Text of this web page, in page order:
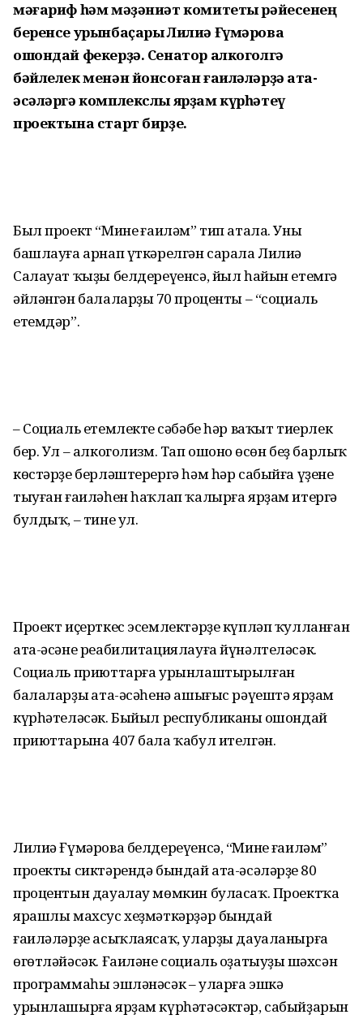
мәғариф һәм мәҙәниәт комитеты рәйесенең
беренсе урынбаҫары Лилиә Ғүмәрова
ошондай фекерҙә. Сенатор алкоголгә
бәйлелек менән йонсоған ғаиләләрҙә ата-
әсәләргә комплекслы ярҙам күрһәтеү
проектына старт бирҙе.
Был проект “Минең ғаиләм” тип атала. Уны
башлауға арнап үткәрелгән сарала Лилиә
Салауат ҡыҙы белдереүенсә, йыл һайын етемгә
әйләнгән балаларҙың 70 проценты – “социаль
етемдәр”.
– Социаль етемлектең сәбәбе һәр ваҡыт тиерлек
бер. Ул – алкоголизм. Тап ошоноң өсөн беҙ барлыҡ
көстәрҙе берләштерергә һәм һәр сабыйға үҙенең
тыуған ғаиләһен һаҡлап ҡалырға ярҙам итергә
булдыҡ, – тине ул.
Проект иҫерткес эсемлектәрҙе күпләп ҡулланған
ата-әсәне реабилитациялауға йүнәлтеләсәк.
Социаль приюттарға урынлаштырылған
балаларҙың ата-әсәһенә ашығыс рәүештә ярҙам
күрһәтеләсәк. Быйыл республиканың ошондай
приюттарына 407 бала ҡабул ителгән.
Лилиә Ғүмәрова белдереүенсә, “Минең ғаиләм”
проекты сиктәрендә бындай ата-әсәләрҙең 80
процентын дауалау мөмкин буласаҡ. Проектҡа
ярашлы махсус хеҙмәткәрҙәр бындай
ғаиләләрҙе асыҡлаясаҡ, уларҙы дауаланырға
өгөтләйәсәк. Ғаиләне социаль оҙатыуҙың шәхсән
программаһы эшләнәсәк – уларға эшкә
урынлашырға ярҙам күрһәтәсәктәр, сабыйҙарын